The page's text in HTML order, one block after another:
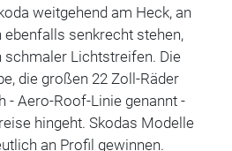
weitgehend am Heck, an
ebenfalls senkrecht stehen,
schmaler Lichtstreifen. Die
die großen 22 Zoll-Räder
- Aero-Roof-Linie genannt -
hingeht. Skodas Modelle
an Profil gewinnen.